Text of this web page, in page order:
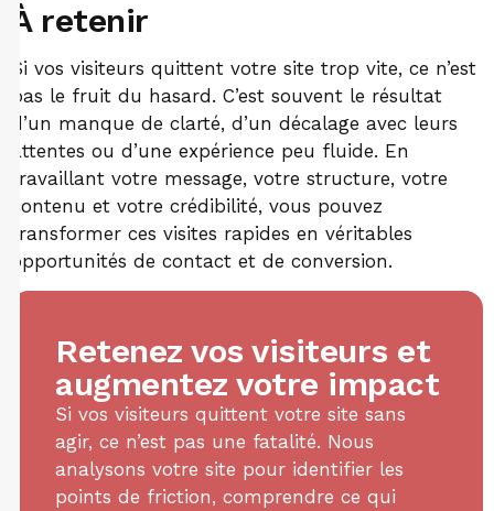
À retenir
Si vos visiteurs quittent votre site trop vite, ce n’est
pas le fruit du hasard. C’est souvent le résultat
d’un manque de clarté, d’un décalage avec leurs
attentes ou d’une expérience peu fluide. En
travaillant votre message, votre structure, votre
contenu et votre crédibilité, vous pouvez
transformer ces visites rapides en véritables
opportunités de contact et de conversion.
Retenez vos visiteurs et
augmentez votre impact
Si vos visiteurs quittent votre site sans
agir, ce n’est pas une fatalité. Nous
analysons votre site pour identifier les
points de friction, comprendre ce qui